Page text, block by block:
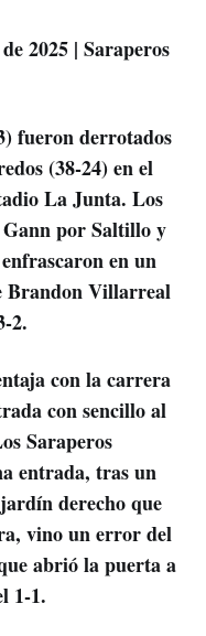
2025 | Saraperos
fueron derrotados
(38-24) en el
La Junta. Los
por Saltillo y
en un
Brandon Villarreal
2.
con la carrera
con sencillo al
Saraperos
entrada, tras un
derecho que
vino un error del
abrió la puerta a
1-1.